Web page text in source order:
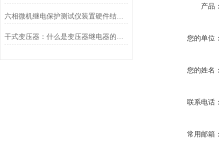
六相微机继电保护测试仪装置硬件结构特征
产品：
您的单位：
您的姓名：
联系电话：
常用邮箱：